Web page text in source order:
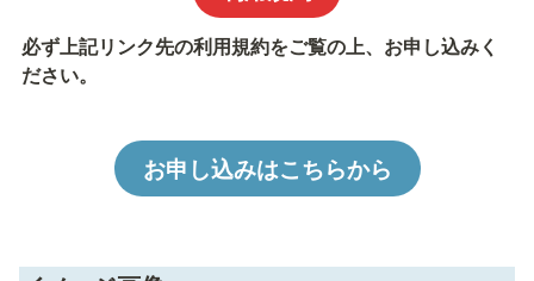
必ず上記リンク先の利用規約をご覧の上、お申し込みく
ださい。
お申し込みはこちらから